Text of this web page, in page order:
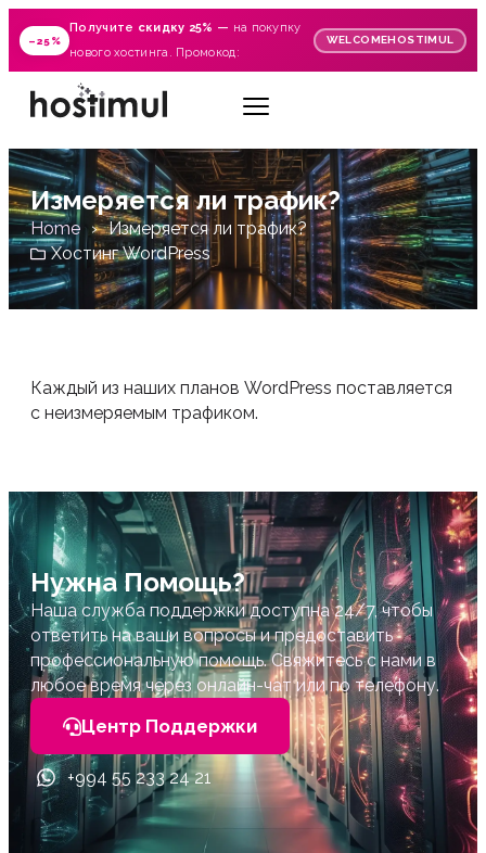
–25%
Получите скидку 25% — на покупку
нового хостинга. Промокод:
WELCOMEHOSTIMUL
Измеряется ли трафик?
Home
Измеряется ли трафик?
Хостинг WordPress
Каждый из наших планов WordPress поставляется
с неизмеряемым трафиком.
Нужна Помощь?
Наша служба поддержки доступна 24/7, чтобы
ответить на ваши вопросы и предоставить
профессиональную помощь. Свяжитесь с нами в
любое время через онлайн-чат или по телефону.
Центр Поддержки
+994 55 233 24 21